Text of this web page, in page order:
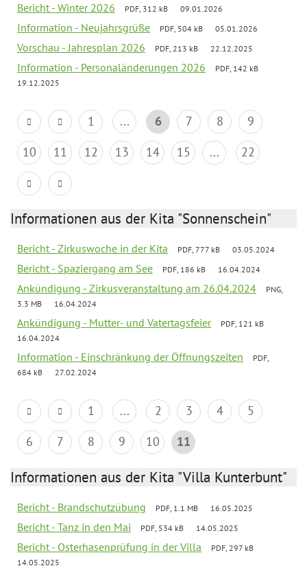
Bericht - Winter 2026 PDF, 312 kB 09.01.2026
Information - Neujahrsgrüße PDF, 504 kB 05.01.2026
Vorschau - Jahresplan 2026 PDF, 213 kB 22.12.2025
Information - Personaländerungen 2026
PDF, 142 kB
19.12.2025
1 ... 6 7 8
9
10
11 12 13 14 15 ... 22
Informationen aus der Kita "Sonnenschein"
Bericht - Zirkuswoche in der Kita PDF, 777 kB 03.05.2024
Bericht - Spaziergang am See PDF, 186 kB 16.04.2024
Ankündigung - Zirkusveranstaltung am 26.04.2024
PNG,
3.3 MB
16.04.2024
Ankündigung - Mutter- und Vatertagsfeier
PDF, 121 kB
16.04.2024
Information - Einschränkung der Öffnungszeiten
PDF,
684 kB
27.02.2024
1 ... 2 3 4
5
6
7 8 9 10 11
Informationen aus der Kita "Villa Kunterbunt"
Bericht - Brandschutzübung PDF, 1.1 MB 16.05.2025
Bericht - Tanz in den Mai PDF, 534 kB 14.05.2025
Bericht - Osterhasenprüfung in der Villa
PDF, 297 kB
14.05.2025